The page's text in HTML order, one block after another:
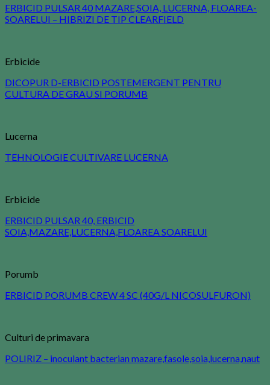
ERBICID PULSAR 40 MAZARE,SOIA, LUCERNA, FLOAREA-
SOARELUI – HIBRIZI DE TIP CLEARFIELD
Erbicide
DICOPUR D-ERBICID POSTEMERGENT PENTRU
CULTURA DE GRAU SI PORUMB
Lucerna
TEHNOLOGIE CULTIVARE LUCERNA
Erbicide
ERBICID PULSAR 40, ERBICID
SOIA,MAZARE,LUCERNA,FLOAREA SOARELUI
Porumb
ERBICID PORUMB CREW 4 SC (40G/L NICOSULFURON)
Culturi de primavara
POLIRIZ – inoculant bacterian mazare,fasole,soia,lucerna,naut